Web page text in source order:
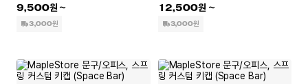
9,500
3,000원
12,500
3,000원